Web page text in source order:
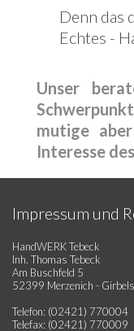
Denn das
Echtes -
Unser
mutige
Interesse
Impressum und
HandWERK Tebeck
Inh. Thomas Tebeck
Am Buschfeld 5
52399 Merzenich -
Telefon: (02421) 770004
Telefax: (02421) 770009